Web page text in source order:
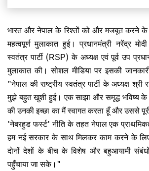
भारत और नेपाल के रिश्तों को और मजबूत करने
महत्वपूर्ण मुलाकात हुई। प्रधानमंत्री नरेंद्र
स्वतंत्र पार्टी (RSP) के अध्यक्ष एवं पूर्व उप
मुलाकात की। सोशल मीडिया पर इसकी
"नेपाल की राष्ट्रीय स्वतंत्र पार्टी के अध्यक्ष
मुझे बहुत खुशी हुई। एक साझा और समृद्ध भविष्य
की उनकी इच्छा का मैं स्वागत करता हूँ और उससे
'नेबरहुड फर्स्ट' नीति के तहत नेपाल एक
हम नई सरकार के साथ मिलकर काम करने के
दोनों देशों के बीच के विशेष और बहुआयामी
पहुँचाया जा सके।"